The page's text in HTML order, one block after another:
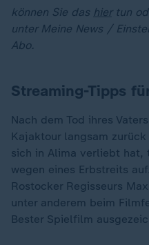
können Sie das hiertun
unter Meine News /
Abo.
Streaming-Tipps
Nach dem Tod ihres
Kajaktour langsam
sich in Alima verliebt hat,
wegen eines Erbstreits auf.
Rostocker Regisseurs
unter anderem beim
Bester Spielfilm